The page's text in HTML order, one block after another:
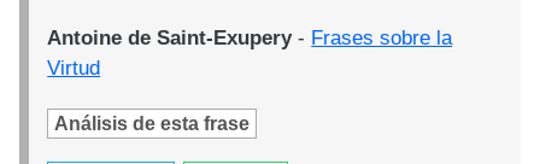
Antoine de Saint-Exupery- Frases sobre la
Virtud
Análisis de esta frase